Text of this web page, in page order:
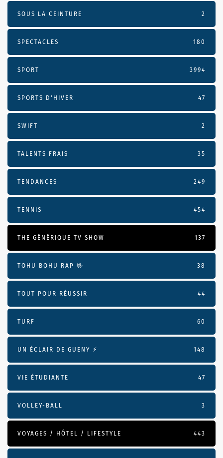
SOUS LA CEINTURE 2
SPECTACLES 180
SPORT 3994
SPORTS D'HIVER 47
SWIFT 2
TALENTS FRAIS 35
TENDANCES 249
TENNIS 454
THE GÉNÉRIQUE TV SHOW 137
TOHU BOHU RAP 🤟 38
TOUT POUR RÉUSSIR 44
TURF 60
UN ÉCLAIR DE GUENY ⚡️ 148
VIE ÉTUDIANTE 47
VOLLEY-BALL 3
VOYAGES / HÔTEL / LIFESTYLE 443